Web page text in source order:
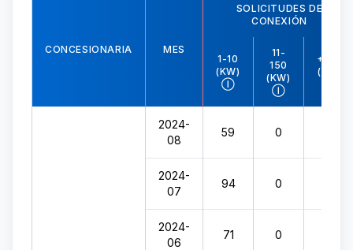
CONCESIONARIA MES
SOLICITUDES DE
CONEXIÓN
1-10
(KW)
Ⓘ
11-
150
(KW)
Ⓘ
+150
(KW)
2024-
08
59 0
2024-
07
94 0
2024-
06
71 0